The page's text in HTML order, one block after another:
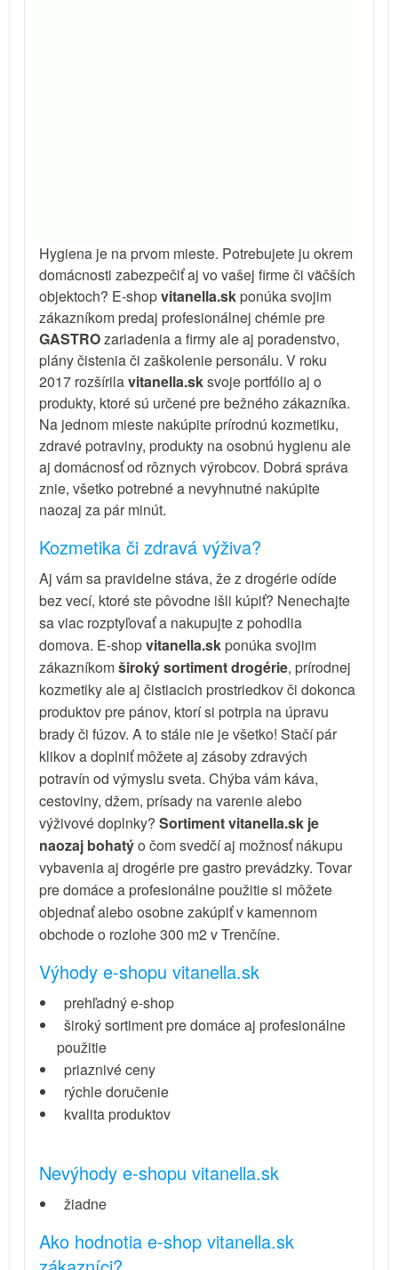
Hygiena je na prvom mieste. Potrebujete ju okrem
domácnosti zabezpečiť aj vo vašej firme či väčších
objektoch? E-shopvitanella.skponúka svojim
zákazníkom predaj profesionálnej chémie pre
GASTROzariadenia a firmy ale aj poradenstvo,
plány čistenia či zaškolenie personálu. V roku
2017 rozšírilavitanella.sksvoje portfólio aj o
produkty, ktoré sú určené pre bežného zákazníka.
Na jednom mieste nakúpite prírodnú kozmetiku,
zdravé potraviny, produkty na osobnú hygienu ale
aj domácnosť od rôznych výrobcov. Dobrá správa
znie, všetko potrebné a nevyhnutné nakúpite
naozaj za pár minút.
Kozmetika či zdravá výživa?
Aj vám sa pravidelne stáva, že z drogérie odíde
bez vecí, ktoré ste pôvodne išli kúpiť? Nenechajte
sa viac rozptyľovať a nakupujte z pohodlia
domova. E-shopvitanella.skponúka svojim
zákazníkomširoký sortiment drogérie, prírodnej
kozmetiky ale aj čistiacich prostriedkov či dokonca
produktov pre pánov, ktorí si potrpia na úpravu
brady či fúzov. A to stále nie je všetko! Stačí pár
klikov a doplniť môžete aj zásoby zdravých
potravín od výmyslu sveta. Chýba vám káva,
cestoviny, džem, prísady na varenie alebo
výživové doplnky? Sortiment vitanella.sk je
naozaj bohatýo čom svedčí aj možnosť nákupu
vybavenia aj drogérie pre gastro prevádzky. Tovar
pre domáce a profesionálne použitie si môžete
objednať alebo osobne zakúpiť v kamennom
obchode o rozlohe 300 m2 v Trenčíne.
Výhody e-shopu vitanella.sk
prehľadný e-shop
široký sortiment pre domáce aj profesionálne
použitie
priaznivé ceny
rýchle doručenie
kvalita produktov
Nevýhody e-shopu vitanella.sk
žiadne
Ako hodnotia e-shop vitanella.sk